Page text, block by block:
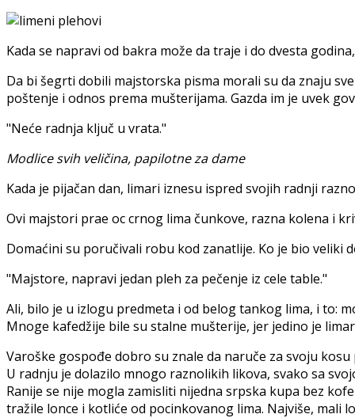
Kada se napravi od bakra može da traje i do dvesta
Da bi šegrti dobili majstorska pisma morali su da znaju
poštenje i odnos prema mušterijama. Gazda im je uvek
"Neće radnja ključ u vrata."
Modlice svih veličina, papilotne za dame
Kada je pijačan dan, limari iznesu ispred svojih radnji
Ovi majstori prae oc crnog lima čunkove, razna kolena i
Domaćini su poručivali robu kod zanatlije. Ko je bio veliki
"Majstore, napravi jedan pleh za pečenje iz cele table."
Ali, bilo je u izlogu predmeta i od belog tankog lima, i to:
Mnoge kafedžije bile su stalne mušterije, jer jedino je
Varoške gospođe dobro su znale da naruče za svoju
U radnju je dolazilo mnogo raznolikih likova, svako sa
Ranije se nije mogla zamisliti nijedna srpska kupa bez
tražile lonce i kotliće od pocinkovanog lima. Najviše, mali